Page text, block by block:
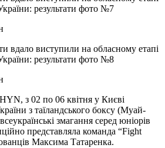
з 02 по 06 квітня у Києві
з таїландського боксу (Муай-
змагання серед юніорів
представляла команда “Fight
Максима Татаренка.